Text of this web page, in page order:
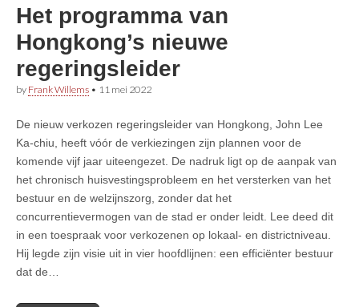
Het programma van
Hongkong’s nieuwe
regeringsleider
by Frank Willems • 11 mei 2022
De nieuw verkozen regeringsleider van Hongkong, John Lee
Ka-chiu, heeft vóór de verkiezingen zijn plannen voor de
komende vijf jaar uiteengezet. De nadruk ligt op de aanpak van
het chronisch huisvestingsprobleem en het versterken van het
bestuur en de welzijnszorg, zonder dat het
concurrentievermogen van de stad er onder leidt. Lee deed dit
in een toespraak voor verkozenen op lokaal- en districtniveau.
Hij legde zijn visie uit in vier hoofdlijnen: een efficiënter bestuur
dat de…